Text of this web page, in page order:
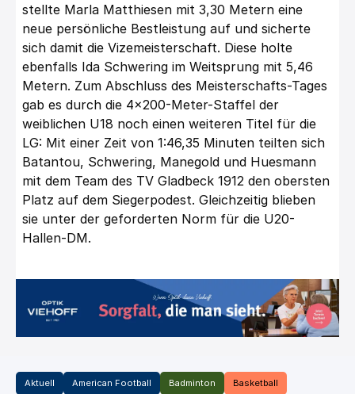
stellte Marla Matthiesen mit 3,30 Metern eine
neue persönliche Bestleistung auf und sicherte
sich damit die Vizemeisterschaft. Diese holte
ebenfalls Ida Schwering im Weitsprung mit 5,46
Metern. Zum Abschluss des Meisterschafts-Tages
gab es durch die 4×200-Meter-Staffel der
weiblichen U18 noch einen weiteren Titel für die
LG: Mit einer Zeit von 1:46,35 Minuten teilten sich
Batantou, Schwering, Manegold und Huesmann
mit dem Team des TV Gladbeck 1912 den obersten
Platz auf dem Siegerpodest. Gleichzeitig blieben
sie unter der geforderten Norm für die U20-
Hallen-DM.
Aktuell American Football Badminton Basketball